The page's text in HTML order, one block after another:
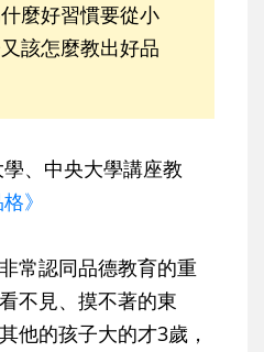
麼好習慣要從小
該怎麼教出好品
、中央大學講座教
》
常認同品德教育的重
不見、摸不著的東
他的孩子大的才3歲，